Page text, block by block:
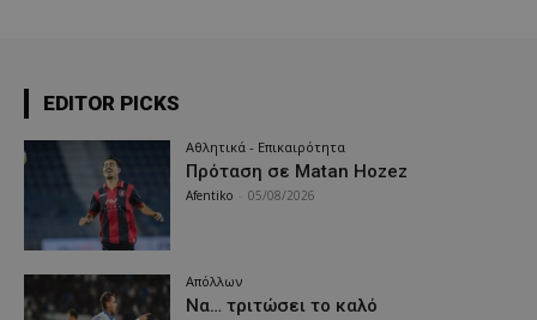
EDITOR PICKS
Αθλητικά - Επικαιρότητα
Πρόταση σε Matan Hozez
Afentiko 05/08/2026
Απόλλων
Να… τριτώσει το καλό